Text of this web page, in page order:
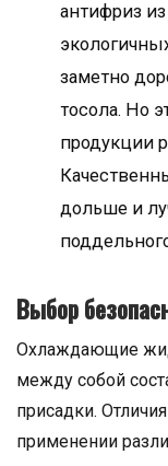
антифриз
заметно
тосола. Но
продукции
дольше и
Выбор
Охлаждающие
между собой
присадки.
применении